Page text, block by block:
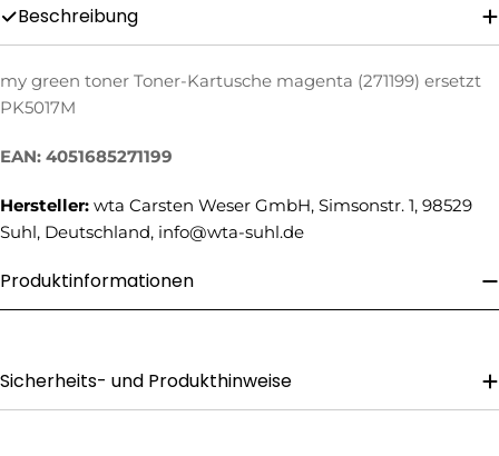
Ihr
Ihre
E-
Ihre
Beschreibung
my green toner Toner-Kartusche magenta (271199) ersetzt
PK5017M
EAN: 4051685271199
Hersteller: wta Carsten Weser GmbH, Simsonstr. 1, 98529
Suhl, Deutschland, info@wta-suhl.de
Produktinformationen
Sicherheits- und Produkthinweise